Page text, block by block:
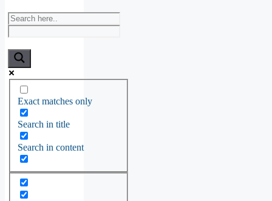
Exact matches only
Search in title
Search in content